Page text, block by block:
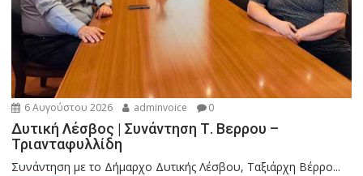
6 Αυγούστου 2026 adminvoice 0
Δυτική Λέσβος | Συνάντηση Τ. Βερρου –
Τριανταφυλλίδη
Συνάντηση με το Δήμαρχο Δυτικής Λέσβου, Ταξιάρχη Βέρρο...